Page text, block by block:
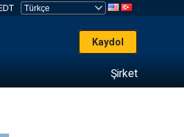
Kaydol
Şirket